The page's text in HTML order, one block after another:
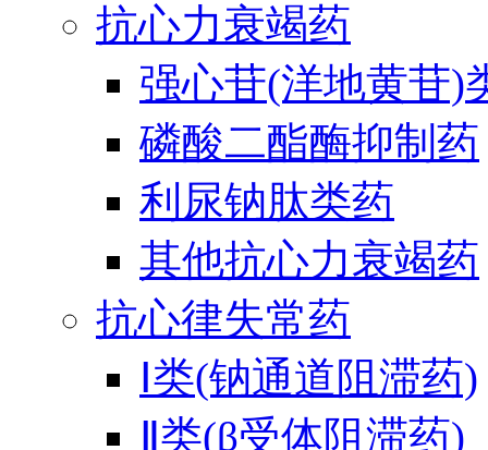
抗心力衰竭药
强心苷(洋地黄苷)
磷酸二酯酶抑制药
利尿钠肽类药
其他抗心力衰竭药
抗心律失常药
Ⅰ类(钠通道阻滞药)
Ⅱ类(β受体阻滞药)